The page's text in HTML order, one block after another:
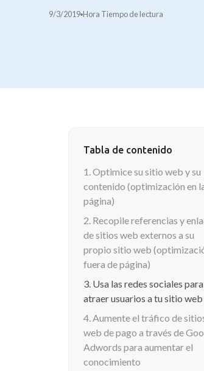
9/3/2019 Hora Tiempo de lectura
Tabla de contenido
1. Optimice su sitio web y su
contenido (optimización en
página)
2. Recopile referencias y
de sitios web externos a su
propio sitio web
fuera de página)
3. Usa las redes sociales para
atraer usuarios a tu sitio web
4. Aumente el tráfico de
web de pago a través de
Adwords para aumentar el
conocimiento